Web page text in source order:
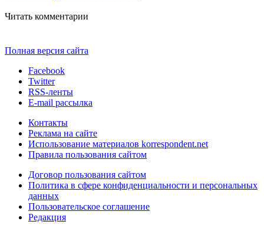
Читать комментарии
Полная версия сайта
Facebook
Twitter
RSS-ленты
E-mail рассылка
Контакты
Реклама на сайте
Использование материалов korrespondent.net
Правила пользования сайтом
Договор пользования сайтом
Политика в сфере конфиденциальности и персональных
данных
Пользовательское соглашение
Редакция